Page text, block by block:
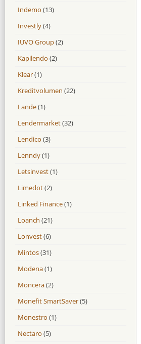
Indemo (13)
Investly(4)
IUVO Group(2)
Kapilendo (2)
Klear(1)
Kreditvolumen (22)
Lande(1)
Lendermarket(32)
Lendico (3)
Lenndy(1)
Letsinvest(1)
Limedot(2)
Linked Finance(1)
Loanch (21)
Lonvest(6)
Mintos(31)
Modena(1)
Moncera(2)
Monefit SmartSaver(5)
Monestro (1)
Nectaro (5)